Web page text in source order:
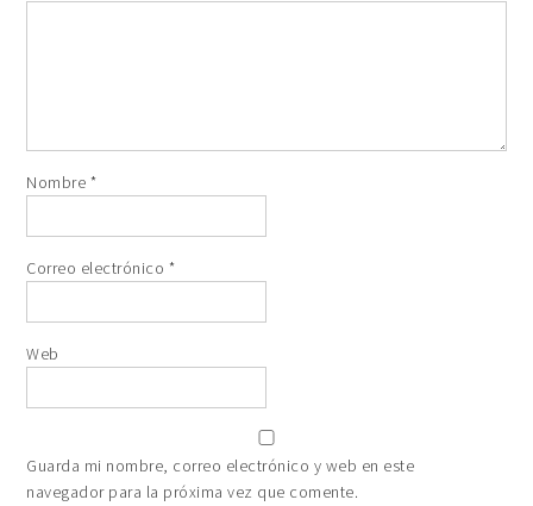
Nombre *
Correo electrónico *
Web
Guarda mi nombre, correo electrónico y web en este
navegador para la próxima vez que comente.